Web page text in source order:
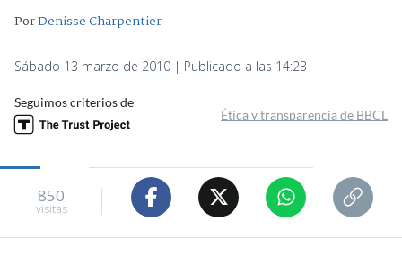
PorDenisse Charpentier
Sábado 13 marzo de 2010 | Publicado a las 14:23
Seguimos criterios de
Ética y transparencia de BBCL
850
visitas